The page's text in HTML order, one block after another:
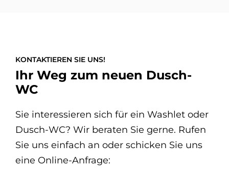
KONTAKTIEREN SIE UNS!
Ihr Weg zum neuen Dusch-
WC
Sie interessieren sich für ein Washlet oder
Dusch-WC? Wir beraten Sie gerne. Rufen
Sie uns einfach an oder schicken Sie uns
eine Online-Anfrage: